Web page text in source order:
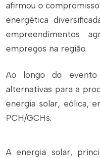
afirmou o
energética
empreendimentos
empregos na região.
Ao longo do evento
alternativas para a
energia solar, eólica,
PCH/GCHs.
A energia solar,